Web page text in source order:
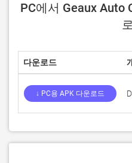
PC에서 Geaux Auto
다운로드
↓ PC용 APK 다운로드